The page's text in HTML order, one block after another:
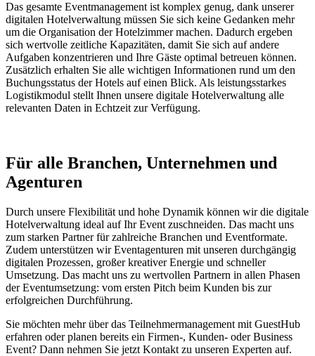
Das gesamte Eventmanagement ist komplex genug, dank unserer
digitalen Hotelverwaltung müssen Sie sich keine Gedanken mehr
um die Organisation der Hotelzimmer machen. Dadurch ergeben
sich wertvolle zeitliche Kapazitäten, damit Sie sich auf andere
Aufgaben konzentrieren und Ihre Gäste optimal betreuen können.
Zusätzlich erhalten Sie alle wichtigen Informationen rund um den
Buchungsstatus der Hotels auf einen Blick. Als leistungsstarkes
Logistikmodul stellt Ihnen unsere digitale Hotelverwaltung alle
relevanten Daten in Echtzeit zur Verfügung.
Für alle Branchen, Unternehmen und
Agenturen
Durch unsere Flexibilität und hohe Dynamik können wir die digitale
Hotelverwaltung ideal auf Ihr Event zuschneiden. Das macht uns
zum starken Partner für zahlreiche Branchen und Eventformate.
Zudem unterstützen wir Eventagenturen mit unseren durchgängig
digitalen Prozessen, großer kreativer Energie und schneller
Umsetzung. Das macht uns zu wertvollen Partnern in allen Phasen
der Eventumsetzung: vom ersten Pitch beim Kunden bis zur
erfolgreichen Durchführung.
Sie möchten mehr über das Teilnehmermanagement mit GuestHub
erfahren oder planen bereits ein Firmen-, Kunden- oder Business
Event? Dann nehmen Sie jetzt Kontakt zu unseren Experten auf.